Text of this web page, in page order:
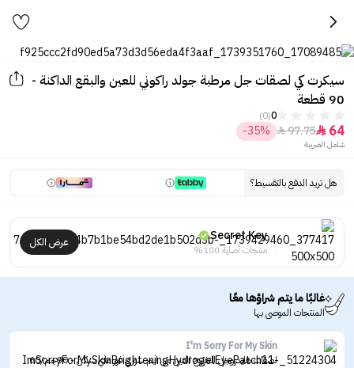
سيكرت كي لصقات جل مرطبة جولد راكوني للعين والبقع الداكنة -
90 قطعة
0
(0)
64

97.75

-35%
شامل الضريبة
هل تريد الدفع بالتقسيط؟
Secret Key
منتجات أصلية 100%
عرض الكل
غالبًا ما يتم شراؤها معًا
المنتجات الموصى بها
I'm Sorry For My Skin
لصقات هايدروجل للتفتيح العين من ايم سوري فور ماي سكن - 90جم/60